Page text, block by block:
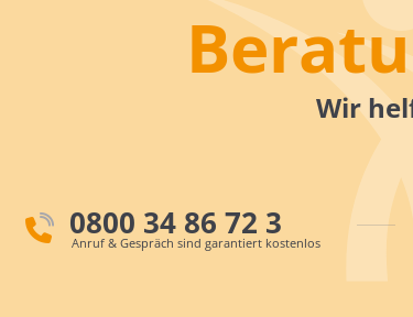
Wir
0800 34 86 72 3
Anruf & Gespräch sind garantiert kostenlos